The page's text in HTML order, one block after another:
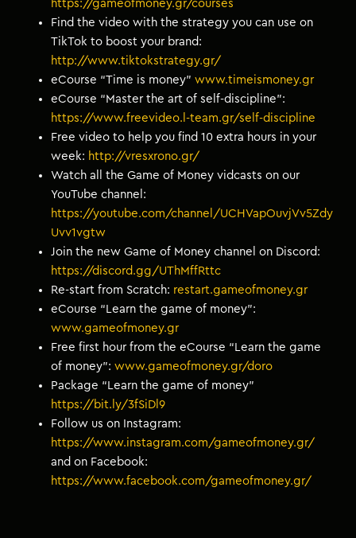
https://gameofmoney.gr/courses
Find the video with the strategy you can use on
TikTok to boost your brand:
http://www.tiktokstrategy.gr/
eCourse “Time is money”www.timeismoney.gr
eCourse “Master the art of self-discipline”:
https://www.freevideo.l-team.gr/self-discipline
Free video to help you find 10 extra hours in your
week: http://vresxrono.gr/
Watch all the Game of Money vidcasts on our
YouTube channel:
https://youtube.com/channel/UCHVapOuvjVv5Zdy
Uvv1vgtw
Join the new Game of Money channel on Discord:
https://discord.gg/UThMffRttc
Re-start from Scratch: restart.gameofmoney.gr
eCourse “Learn the game of money”:
www.gameofmoney.gr
Free first hour from the eCourse “Learn the game
of money”:www.gameofmoney.gr/doro
Package “Learn the game of money”
https://bit.ly/3fSiDl9
Follow us on Instagram:
https://www.instagram.com/gameofmoney.gr/
and on Facebook:
https://www.facebook.com/gameofmoney.gr/